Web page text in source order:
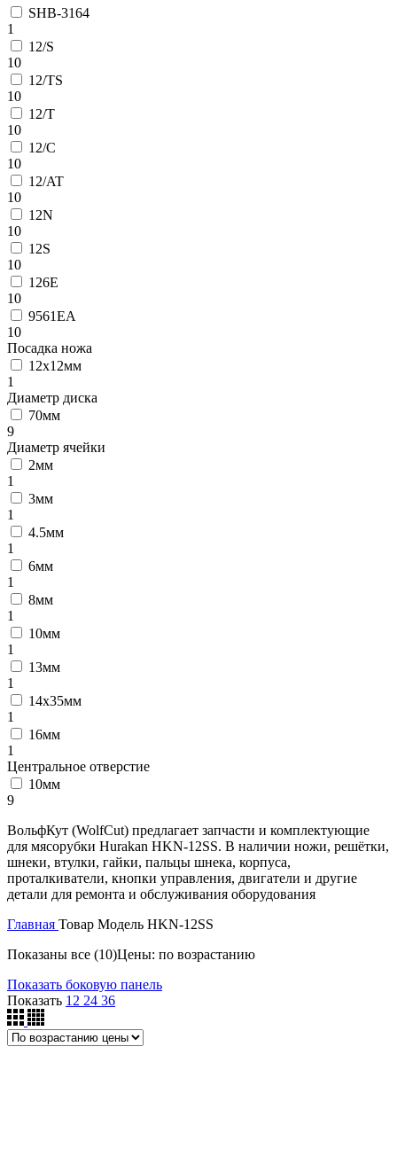
SHB-3164
1
12/S
10
12/TS
10
12/Т
10
12/C
10
12/AT
10
12N
10
12S
10
126E
10
9561EA
10
Посадка ножа
12x12мм
1
Диаметр диска
70мм
9
Диаметр ячейки
2мм
1
3мм
1
4.5мм
1
6мм
1
8мм
1
10мм
1
13мм
1
14x35мм
1
16мм
1
Центральное отверстие
10мм
9
ВольфКут (WolfCut) предлагает запчасти и комплектующие
для мясорубки Hurakan HKN-12SS. В наличии ножи, решётки,
шнеки, втулки, гайки, пальцы шнека, корпуса,
проталкиватели, кнопки управления, двигатели и другие
детали для ремонта и обслуживания оборудования
Главная Товар Модель HKN-12SS
Показаны все (10)Цены: по возрастанию
Показать боковую панель
Показать 12 24 36